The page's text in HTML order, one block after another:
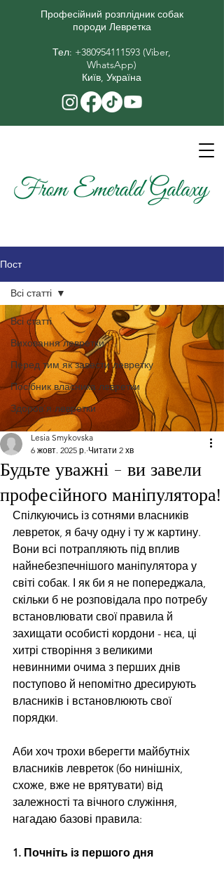
Професійний розплідник собак
породи Левретка
​Тел: +380954111593 (Viber,
WhatsApp)
Київ, Україна
Пост
Всі статті
Виховання левретки
Перед тим як завести левретку
Посібник власника левретки
Здоров'я левретки
Всі статті
Будьте уважні - ви завели
професійного маніпулятора!
Lesia Smykovska
6 жовт. 2025 р. Читати 2 хв
Спілкуючись із сотнями власників
левреток, я бачу одну і ту ж картину.
Вони всі потрапляють під вплив
найнебезпечнішого маніпулятора у
світі собак. І як би я не попереджала,
скільки б не розповідала про потребу
встановлювати свої правила й
захищати особисті кордони - нєа, ці
хитрі створіння з великими
невинними очима з перших днів
поступово й непомітно дресирують
власників і встановлюють свої
порядки.
Аби хоч трохи вберегти майбутніх
власників левреток (бо нинішніх,
схоже, вже не врятувати) від
залежності та вічного служіння,
нагадаю базові правила:
1. Почніть із першого дня